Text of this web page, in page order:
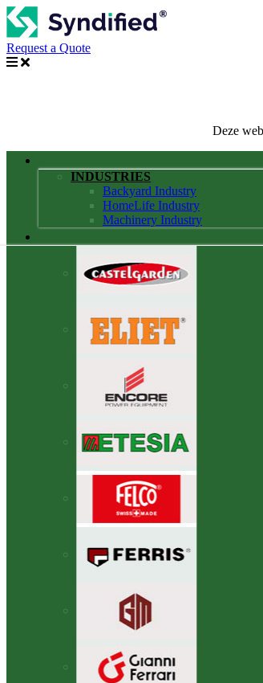
Request a Quote
Deze
INDUSTRIES
Backyard Industry
HomeLife Industry
Machinery Industry